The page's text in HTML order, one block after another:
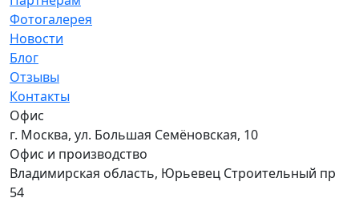
Фотогалерея
Новости
Блог
Отзывы
Контакты
Офис
г. Москва, ул. Большая Семёновская, 10
Офис и производство
Владимирская область, Юрьевец Строительный пр
54